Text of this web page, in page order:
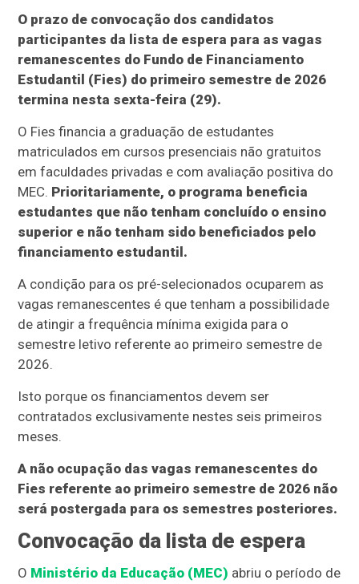
O prazo de convocação dos candidatos
participantes da lista de espera para as vagas
remanescentes do Fundo de Financiamento
Estudantil (Fies) do primeiro semestre de 2026
termina nesta sexta-feira (29).
O Fies financia a graduação de estudantes
matriculados em cursos presenciais não gratuitos
em faculdades privadas e com avaliação positiva do
MEC. Prioritariamente, o programa beneficia
estudantes que não tenham concluído o ensino
superior e não tenham sido beneficiados pelo
financiamento estudantil.
A condição para os pré-selecionados ocuparem as
vagas remanescentes é que tenham a possibilidade
de atingir a frequência mínima exigida para o
semestre letivo referente ao primeiro semestre de
2026.
Isto porque os financiamentos devem ser
contratados exclusivamente nestes seis primeiros
meses.
A não ocupação das vagas remanescentes do
Fies referente ao primeiro semestre de 2026 não
será postergada para os semestres posteriores.
Convocação da lista de espera
O Ministério da Educação (MEC) abriu o período de